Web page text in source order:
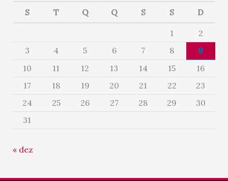
S T Q Q S S D
1
2
3
4 5 6 7 8
9
10
11 12 13 14 15
16
17
18 19 20 21 22
23
24
25 26 27 28 29
30
31
« dez